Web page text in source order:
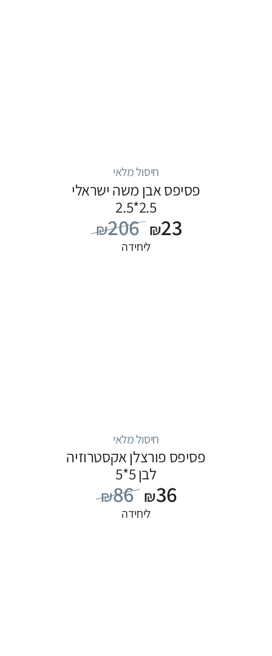
חיסול מלאי
פסיפס אבן משה ישראלי
2.5*2.5
₪206 ₪23
ליחידה
חיסול מלאי
פסיפס פורצלן אקסטרוזיה
לבן 5*5
₪86 ₪36
ליחידה